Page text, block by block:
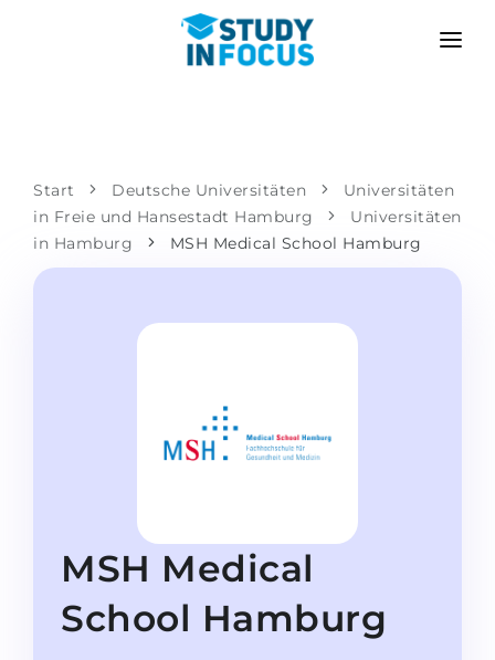
Bachelor & Master
Vorkurse an der Hochschule
STUDIENKOLLEG
Studienkolleg-Kurse
SZENARIEN
Nach der Schule bewerben
Hochschulwechsel
Zweitstudium
Mit Zulassungsgarantie
BEWERBEN FÜR …
Master
Zweitstudium
METHODIK
Start Deutsche Universitäten
Universitäten
in Freie und Hansestadt Hamburg
Universitäten
in Hamburg
MSH Medical School Hamburg
MSH Medical
School Hamburg